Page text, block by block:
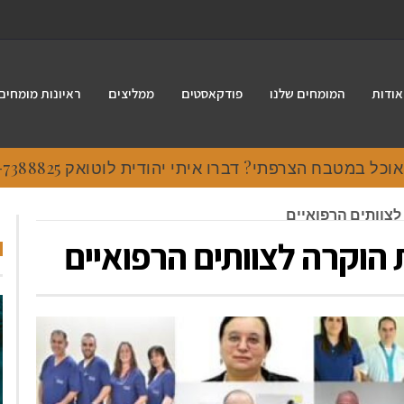
אודות המומחים שלנו פודקאסטים ממליצים ראיונות
במטבח הצרפתי? דברו איתי יהודית לוטואק 054-7388825.
הרפואיים
לצוותים הרפואיים